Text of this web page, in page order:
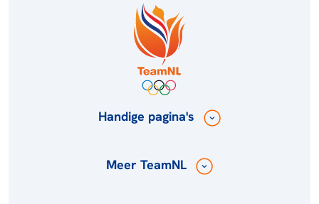
Handige pagina's
Meer TeamNL